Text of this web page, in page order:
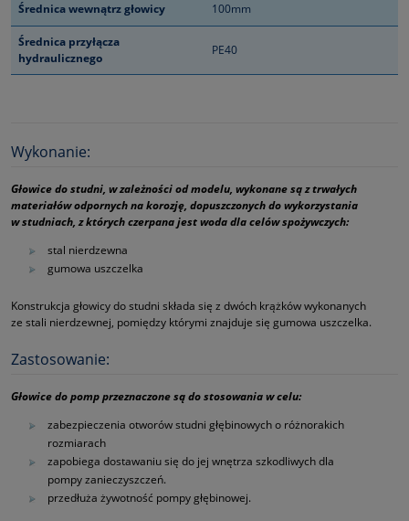
Średnica wewnątrz głowicy 100mm
Średnica przyłącza
hydraulicznego
PE40
Wykonanie:
Głowice do studni, w zależności od modelu, wykonane są z trwałych
materiałów odpornych na korozję, dopuszczonych do wykorzystania
w studniach, z których czerpana jest woda dla celów spożywczych:
stal nierdzewna
gumowa uszczelka
Konstrukcja głowicy do studni składa się z dwóch krążków wykonanych
ze stali nierdzewnej, pomiędzy którymi znajduje się gumowa uszczelka.
Zastosowanie:
Głowice do pomp przeznaczone są do stosowania w celu:
zabezpieczenia otworów studni głębinowych o różnorakich
rozmiarach
zapobiega dostawaniu się do jej wnętrza szkodliwych dla
pompy zanieczyszczeń.
przedłuża żywotność pompy głębinowej.